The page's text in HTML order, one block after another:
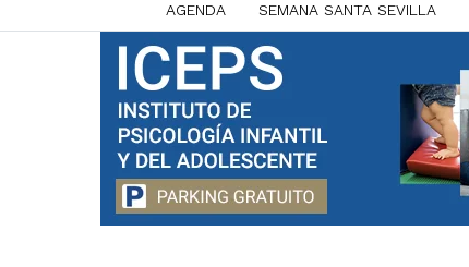
AGENDA SEMANA SANTA SEVILLA